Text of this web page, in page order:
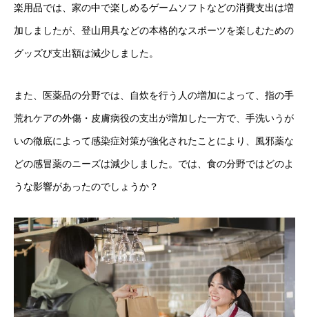
楽用品では、家の中で楽しめるゲームソフトなどの消費支出は増
加しましたが、登山用具などの本格的なスポーツを楽しむための
グッズび支出額は減少しました。
また、医薬品の分野では、自炊を行う人の増加によって、指の手
荒れケアの外傷・皮膚病役の支出が増加した一方で、手洗いうが
いの徹底によって感染症対策が強化されたことにより、風邪薬な
どの感冒薬のニーズは減少しました。では、食の分野ではどのよ
うな影響があったのでしょうか？